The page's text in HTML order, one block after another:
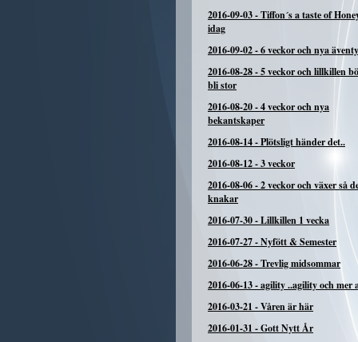
2016-09-03-Tiffon´s a taste of
idag
2016-09-02-6 veckor och nya
2016-08-28-5 veckor och lillkillen
bli stor
2016-08-20-4 veckor och nya
bekantskaper
2016-08-14-Plötsligt händer det..
2016-08-12-3 veckor
2016-08-06-2 veckor och växer så
knakar
2016-07-30-Lillkillen 1 vecka
2016-07-27-Nyfött & Semester
2016-06-28-Trevlig midsommar
2016-06-13-agility ..agility och mer
2016-03-21 -Våren är här
2016-01-31 -Gott Nytt År